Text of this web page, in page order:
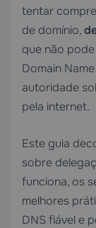
tentar
de domínio,
que não
Domain
autoridade
pela internet.
Este guia
sobre
funciona, os
melhores
DNS fiável e